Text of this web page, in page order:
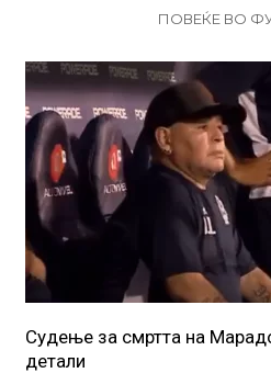
ПОВЕЌЕ ВО
Судење за смртта на
детали